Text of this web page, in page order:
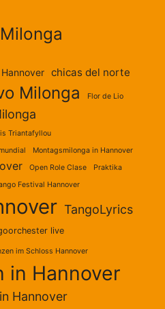
chicas del norte
Milonga Flor de Lio
Triantafyllou
Montagsmilonga in Hannover
Open Role Clase
Praktika
Festival Hannover
TangoLyrics
live
im Schloss Hannover
in Hannover
Hannover